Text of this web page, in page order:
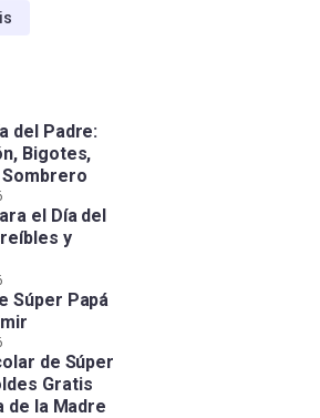
del Padre:
Bigotes,
el Día del
y
Súper Papá
de Súper
Gratis
de la Madre